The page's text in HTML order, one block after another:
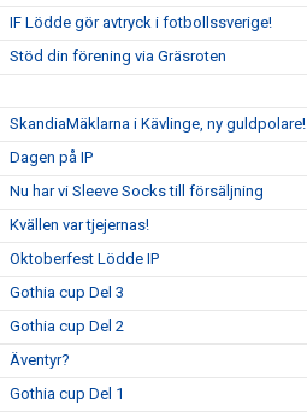
IF Lödde gör avtryck i fotbollssverige!
Stöd din förening via Gräsroten
SkandiaMäklarna i Kävlinge, ny guldpolare!
Dagen på IP
Nu har vi Sleeve Socks till försäljning
Kvällen var tjejernas!
Oktoberfest Lödde IP
Gothia cup Del 3
Gothia cup Del 2
Äventyr?
Gothia cup Del 1